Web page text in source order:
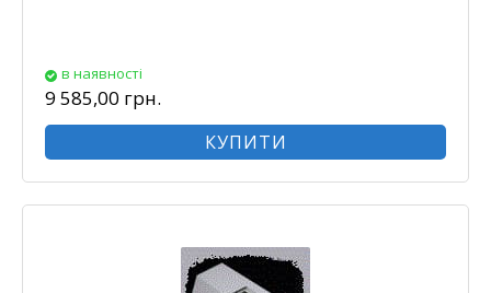
в наявності
9 585,00 грн.
КУПИТИ